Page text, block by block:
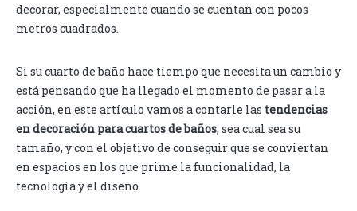
decorar, especialmente cuando se cuentan con pocos
metros cuadrados.
Si su cuarto de baño hace tiempo que necesita un cambio y
está pensando que ha llegado el momento de pasar a la
acción, en este artículo vamos a contarle las tendencias
en decoración para cuartos de baños, sea cual sea su
tamaño, y con el objetivo de conseguir que se conviertan
en espacios en los que prime la funcionalidad, la
tecnología y el diseño.